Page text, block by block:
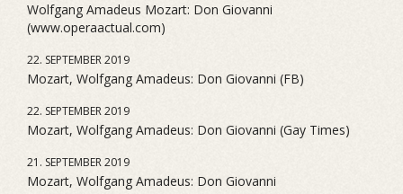
Wolfgang Amadeus Mozart: Don Giovanni
(www.operaactual.com)
22. SEPTEMBER 2019
Mozart, Wolfgang Amadeus: Don Giovanni (FB)
22. SEPTEMBER 2019
Mozart, Wolfgang Amadeus: Don Giovanni (Gay Times)
21. SEPTEMBER 2019
Mozart, Wolfgang Amadeus: Don Giovanni